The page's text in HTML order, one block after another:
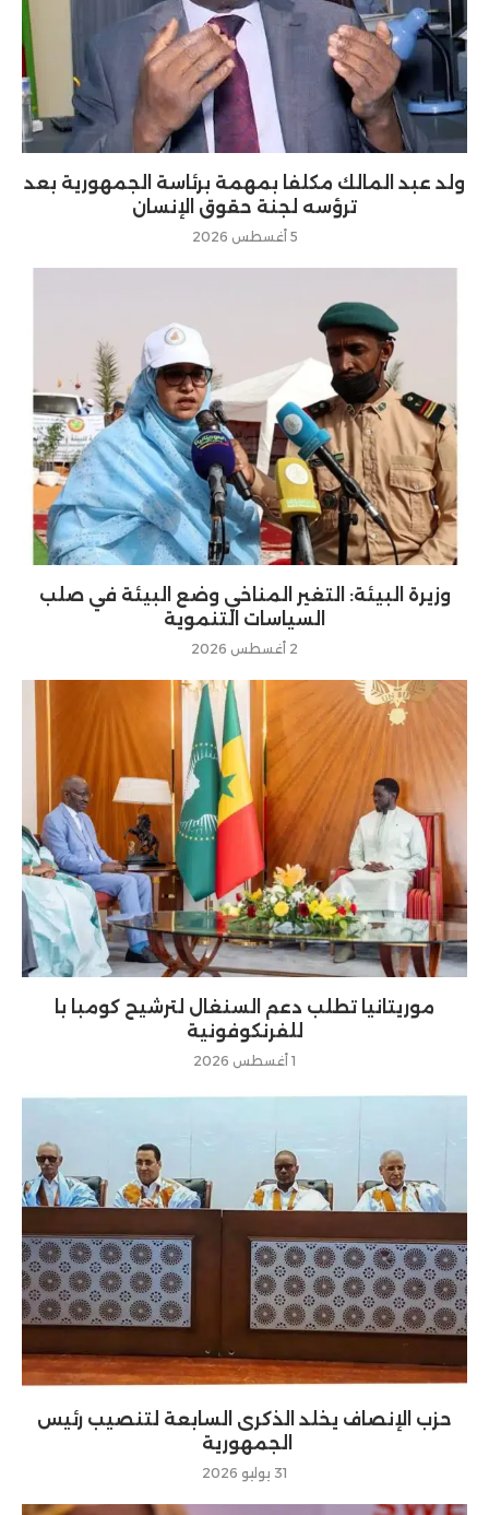
ولد عبد المالك مكلفا بمهمة برئاسة الجمهورية بعد
ترؤسه لجنة حقوق الإنسان
5 أغسطس 2026
وزيرة البيئة: التغير المناخي وضع البيئة في صلب
السياسات التنموية
2 أغسطس 2026
موريتانيا تطلب دعم السنغال لترشيح كومبا با
للفرنكوفونية
1 أغسطس 2026
حزب الإنصاف يخلد الذكرى السابعة لتنصيب رئيس
الجمهورية
31 يوليو 2026